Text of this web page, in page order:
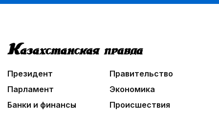
Президент
Правительство
Парламент
Экономика
Банки и финансы
Происшествия